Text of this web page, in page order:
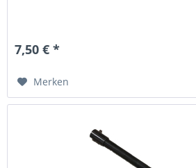
7,50 € *
Merken